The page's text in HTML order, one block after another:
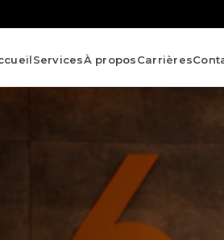
ServicesÀ proposCarrières